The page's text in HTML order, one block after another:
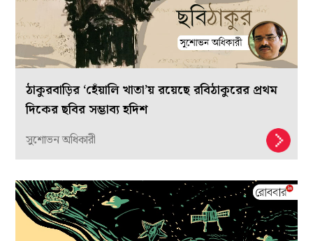
ঠাকুরবাড়ির ‘হেঁয়ালি খাতা’য় রয়েছে রবিঠাকুরের প্রথম
দিকের ছবির সম্ভাব্য হদিশ
সুশোভন অধিকারী